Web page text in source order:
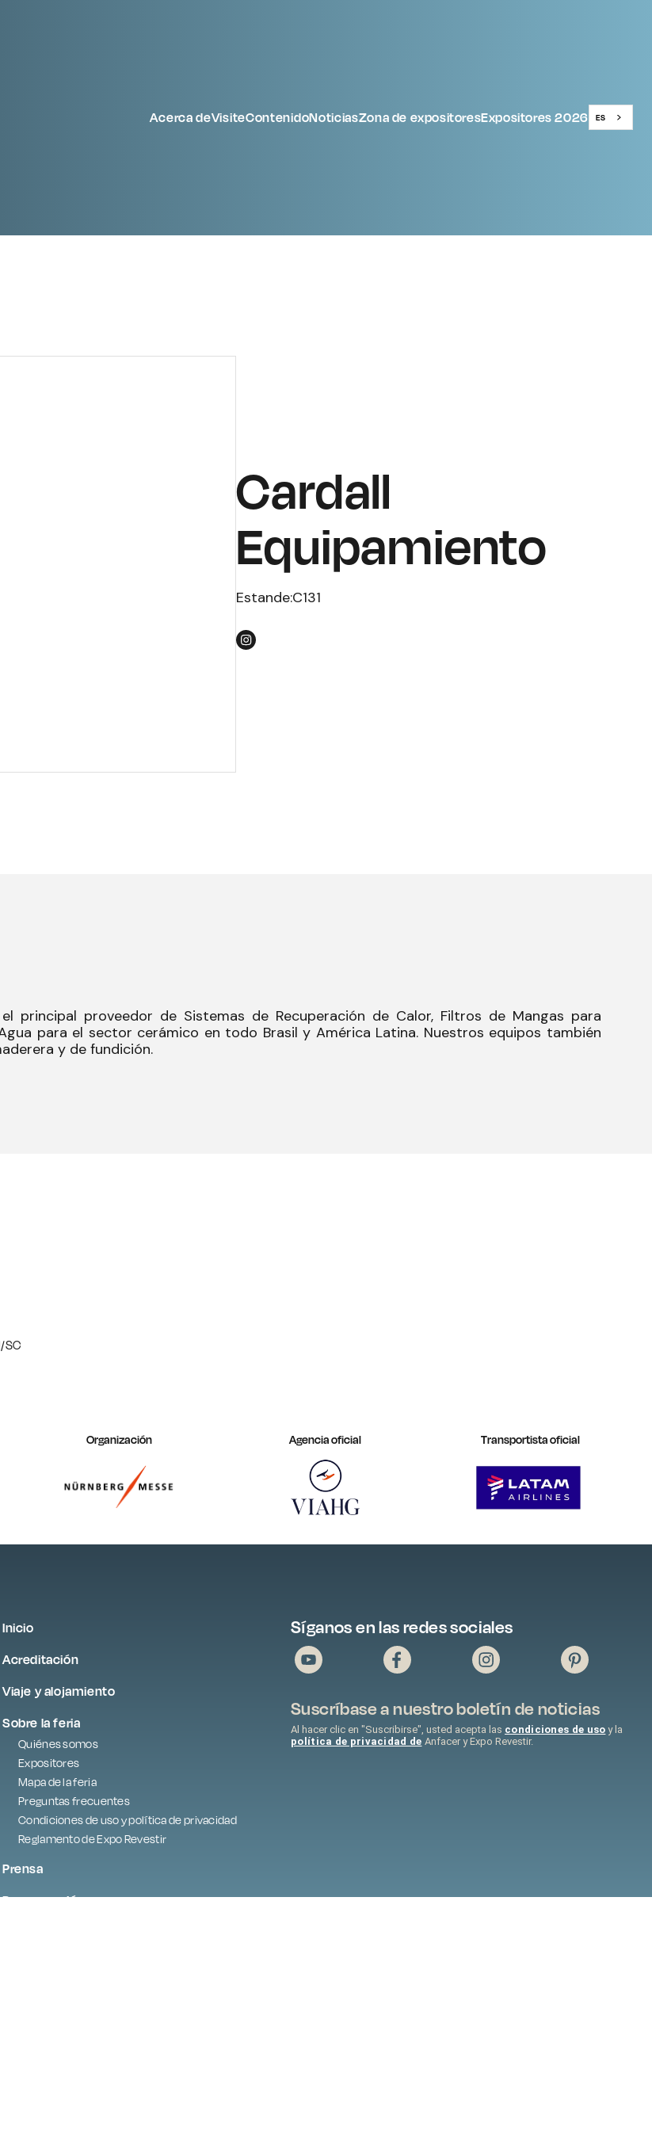
Acerca deVisiteContenidoNoticiasZona de expositoresExpositores 2026 ES
Cardall
Equipamiento
Estande:C131
principal proveedor de Sistemas de Recuperación de Calor, Filtros de Mangas para
para el sector cerámico en todo Brasil y América Latina. Nuestros equipos también
y de fundición.
SC
Organización Agencia oficial Transportista oficial
Inicio
Acreditación
Viaje y alojamiento
Sobre la feria
Quiénes somos
Expositores
Mapa de la feria
Preguntas frecuentes
Condiciones de uso y política de privacidad
Reglamento de Expo Revestir
Prensa
Programación
Síganos en las redes sociales
Suscríbase a nuestro boletín de noticias
Al hacer clic en "Suscribirse", usted acepta las condiciones de uso y la
política de privacidad de Anfacer y Expo Revestir.